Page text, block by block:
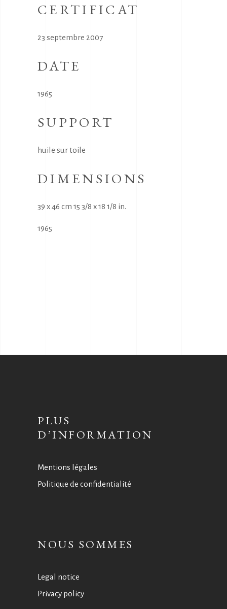
CERTIFICAT
23 septembre 2007
DATE
1965
SUPPORT
huile sur toile
DIMENSIONS
39 x 46 cm 15 3/8 x 18 1/8 in.
1965
PLUS
D’INFORMATION
Mentions légales
Politique de confidentialité
NOUS SOMMES
Legal notice
Privacy policy